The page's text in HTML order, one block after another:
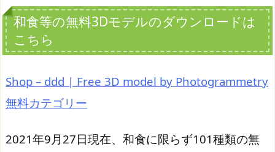
和食等の無料3Dモデルのダウンロードは
こちら
Shop – ddd | Free 3D model by Photogrammetry
無料カテゴリー
2021年9月27日現在、和食に限らず101種類の無